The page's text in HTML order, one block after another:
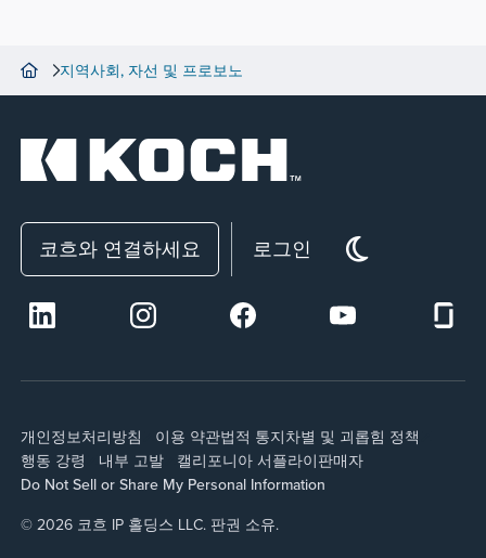
지역사회, 자선 및 프로보노
코흐와 연결하세요 로그인
개인정보처리방침 이용 약관법적 통지차별 및 괴롭힘 정책
행동 강령
내부 고발 캘리포니아 서플라이판매자
Do Not Sell or Share My Personal Information
© 2026 코흐 IP 홀딩스 LLC. 판권 소유.